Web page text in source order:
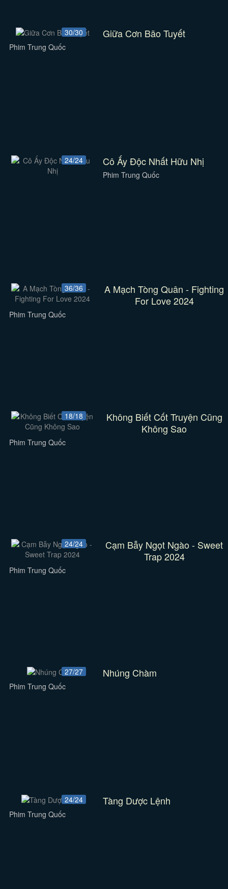
30/30 Giữa Cơn Bão Tuyết
Phim Trung Quốc
24/24 Cô Ấy Độc Nhất Hữu Nhị
Phim Trung Quốc
36/36
A Mạch Tòng Quân - Fighting
For Love 2024
Phim Trung Quốc
18/18
Không Biết Cốt Truyện Cũng
Không Sao
Phim Trung Quốc
24/24
Cạm Bẫy Ngọt Ngào - Sweet
Trap 2024
Phim Trung Quốc
27/27 Nhúng Chàm
Phim Trung Quốc
24/24 Tàng Dược Lệnh
Phim Trung Quốc